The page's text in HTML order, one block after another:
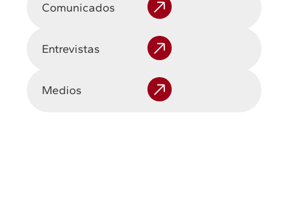
Comunicados
Entrevistas
Medios